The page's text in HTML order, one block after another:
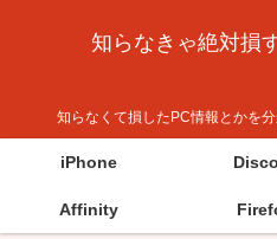
知らなきゃ絶対損
知らなくて損したPC情報とかを
iPhone
Affinity